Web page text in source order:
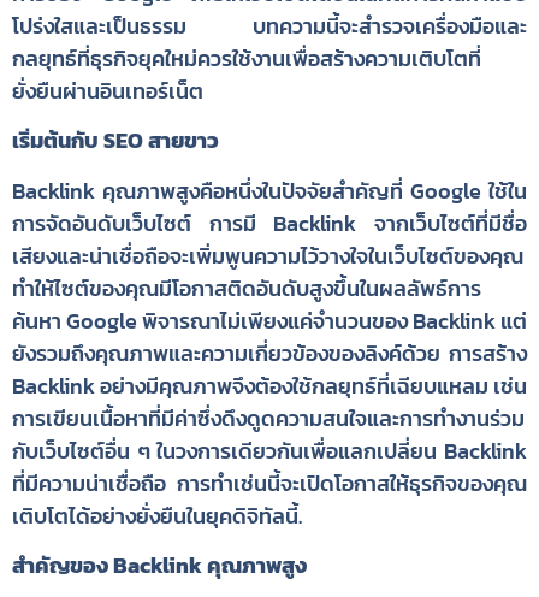
โปร่งใสและเป็นธรรม บทความนี้จะสำรวจเครื่องมือและ
กลยุทธ์ที่ธุรกิจยุคใหม่ควรใช้งานเพื่อสร้างความเติบโตที่
ยั่งยืนผ่านอินเทอร์เน็ต
เริ่มต้นกับ SEO สายขาว
Backlink คุณภาพสูงคือหนึ่งในปัจจัยสำคัญที่ Google ใช้ใน
การจัดอันดับเว็บไซต์ การมี Backlink จากเว็บไซต์ที่มีชื่อ
เสียงและน่าเชื่อถือจะเพิ่มพูนความไว้วางใจในเว็บไซต์ของคุณ
ทำให้ไซต์ของคุณมีโอกาสติดอันดับสูงขึ้นในผลลัพธ์การ
ค้นหา Google พิจารณาไม่เพียงแค่จำนวนของ Backlink แต่
ยังรวมถึงคุณภาพและความเกี่ยวข้องของลิงค์ด้วย การสร้าง
Backlink อย่างมีคุณภาพจึงต้องใช้กลยุทธ์ที่เฉียบแหลม เช่น
การเขียนเนื้อหาที่มีค่าซึ่งดึงดูดความสนใจและการทำงานร่วม
กับเว็บไซต์อื่น ๆ ในวงการเดียวกันเพื่อแลกเปลี่ยน Backlink
ที่มีความน่าเชื่อถือ การทำเช่นนี้จะเปิดโอกาสให้ธุรกิจของคุณ
เติบโตได้อย่างยั่งยืนในยุคดิจิทัลนี้.
สำคัญของ Backlink คุณภาพสูง